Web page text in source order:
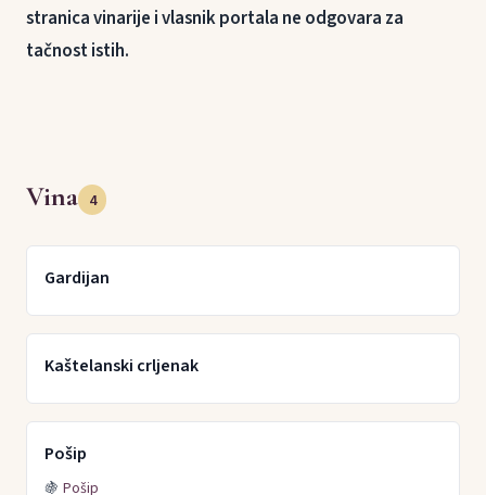
stranica vinarije i vlasnik portala ne odgovara za
tačnost istih.
Vina 4
Gardijan
Kaštelanski crljenak
Pošip
🍇 Pošip